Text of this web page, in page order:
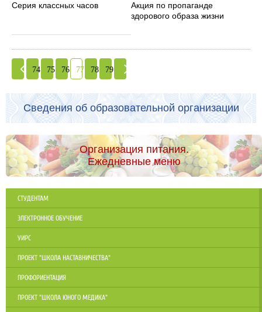
Серия классных часов
Акция по пропаганде
здорового образа жизни
74 75 76 77 78 79
Сведения об образовательной организации
Организация питания.
Ежедневные меню
СТУДЕНТАМ
ЭЛЕКТРОННОЕ ОБУЧЕНИЕ
УИРС
ПРОЕКТ "ШКОЛА НАСТАВНИЧЕСТВА"
ПРОФОРИЕНТАЦИЯ
ПРОЕКТ "ШКОЛА ЮНОГО МЕДИКА"